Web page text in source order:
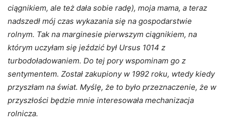
ciągnikiem, ale też dała sobie radę), moja mama, a teraz
nadszedł mój czas wykazania się na gospodarstwie
rolnym. Tak na marginesie pierwszym ciągnikiem, na
którym uczyłam się jeździć był Ursus 1014 z
turbodoładowaniem. Do tej pory wspominam go z
sentymentem. Został zakupiony w 1992 roku, wtedy kiedy
przyszłam na świat. Myślę, że to było przeznaczenie, że w
przyszłości będzie mnie interesowała mechanizacja
rolnicza.